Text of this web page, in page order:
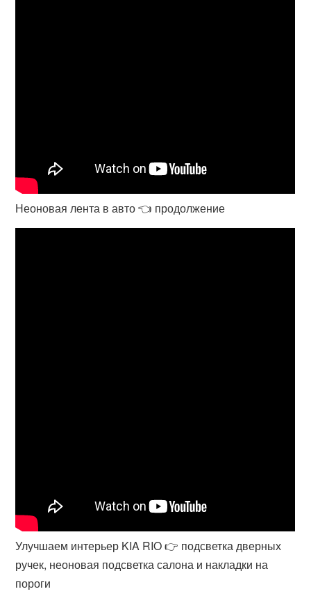
Неоновая лента в авто 👈 продолжение
Улучшаем интерьер KIA RIO 👉 подсветка дверных
ручек, неоновая подсветка салона и накладки на
пороги